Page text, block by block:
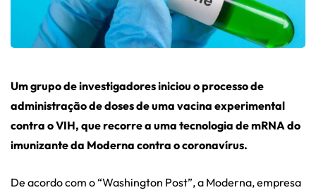
Um grupo de investigadores iniciou o processo de
administração de doses de uma vacina experimental
contra o VIH, que recorre a uma tecnologia de mRNA do
imunizante da Moderna contra o coronavírus.
De acordo com o “Washington Post”, a Moderna, empresa